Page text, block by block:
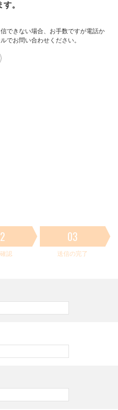
す。
できない場合、お手数ですが電話か
でお問い合わせください。
認
03
送信の完了